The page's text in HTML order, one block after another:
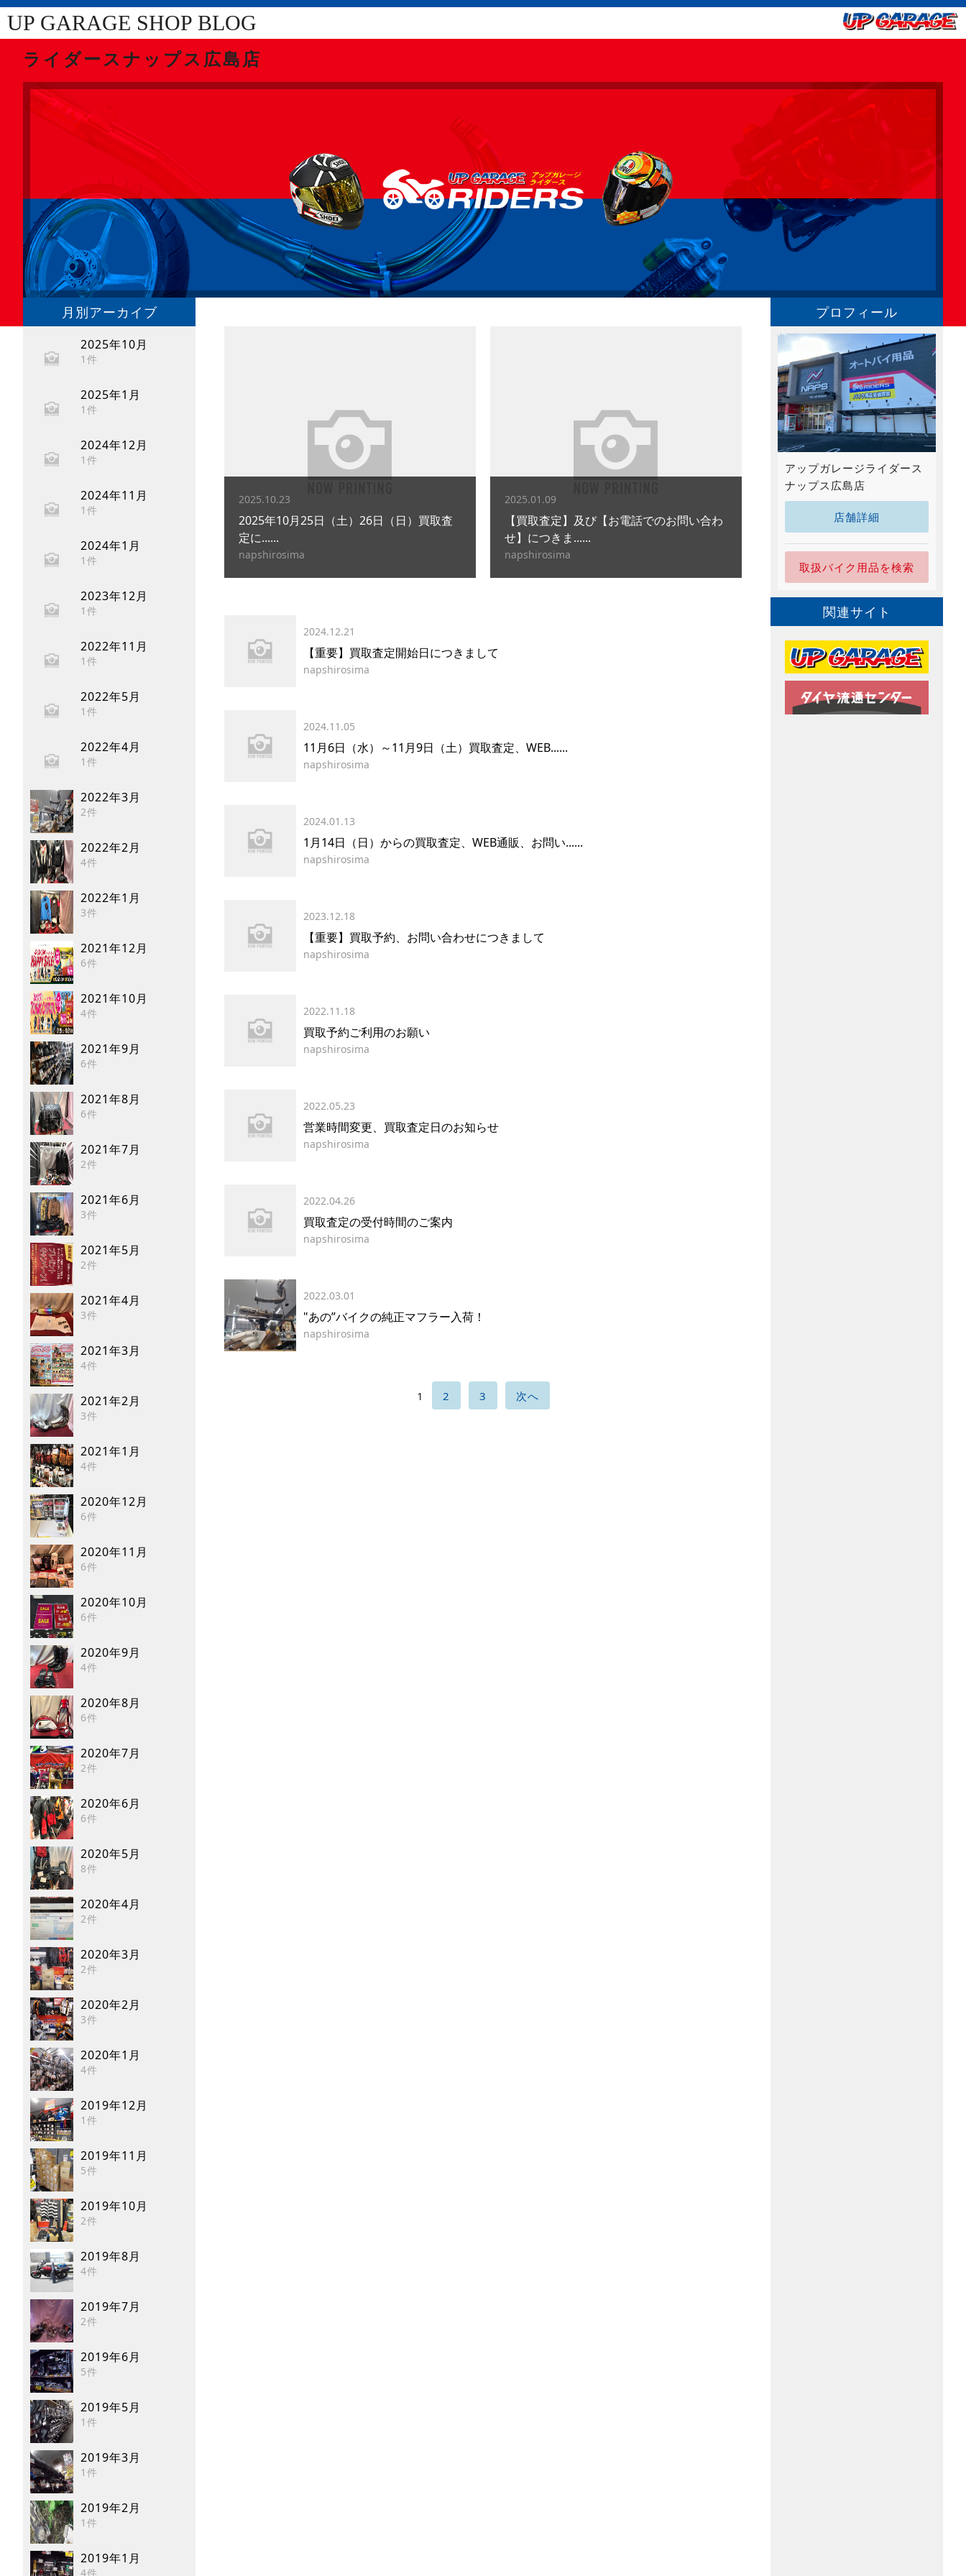
UP GARAGE SHOP BLOG
ライダースナップス広島店
月別アーカイブ
2025年10月
1件
2025年1月
1件
2024年12月
1件
2024年11月
1件
2024年1月
1件
2023年12月
1件
2022年11月
1件
2022年5月
1件
2022年4月
1件
2022年3月
2件
2022年2月
4件
2022年1月
3件
2021年12月
6件
2021年10月
4件
2021年9月
6件
2021年8月
6件
2021年7月
2件
2021年6月
3件
2021年5月
2件
2021年4月
3件
2021年3月
4件
2021年2月
3件
2021年1月
4件
2020年12月
6件
2020年11月
6件
2020年10月
6件
2020年9月
4件
2020年8月
6件
2020年7月
2件
2020年6月
6件
2020年5月
8件
2020年4月
2件
2020年3月
2件
2020年2月
3件
2020年1月
4件
2019年12月
1件
2019年11月
5件
2019年10月
2件
2019年8月
4件
2019年7月
2件
2019年6月
5件
2019年5月
1件
2019年3月
1件
2019年2月
1件
2019年1月
4件
2025.10.23
2025年10月25日（土）26日（日）買取査
定に......
napshirosima
2025.01.09
【買取査定】及び【お電話でのお問い合わ
せ】につきま......
napshirosima
2024.12.21
【重要】買取査定開始日につきまして
napshirosima
2024.11.05
11月6日（水）～11月9日（土）買取査定、WEB......
napshirosima
2024.01.13
1月14日（日）からの買取査定、WEB通販、お問い......
napshirosima
2023.12.18
【重要】買取予約、お問い合わせにつきまして
napshirosima
2022.11.18
買取予約ご利用のお願い
napshirosima
2022.05.23
営業時間変更、買取査定日のお知らせ
napshirosima
2022.04.26
買取査定の受付時間のご案内
napshirosima
2022.03.01
"あの”バイクの純正マフラー入荷！
napshirosima
1 2 3 次へ
プロフィール
アップガレージライダース
ナップス広島店
店舗詳細
取扱バイク用品を検索
関連サイト